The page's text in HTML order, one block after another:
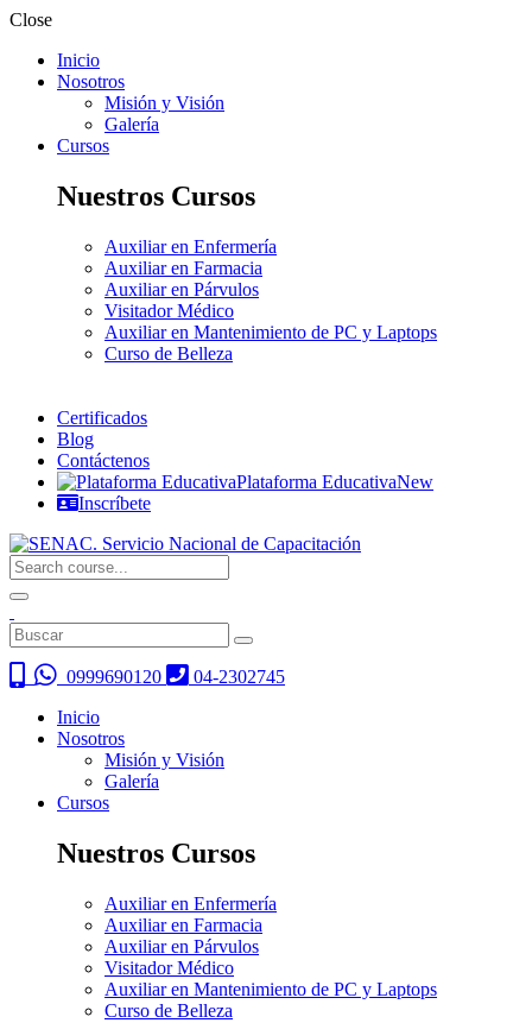
Close
Inicio
Nosotros
Misión y Visión
Galería
Cursos
Nuestros Cursos
Auxiliar en Enfermería
Auxiliar en Farmacia
Auxiliar en Párvulos
Visitador Médico
Auxiliar en Mantenimiento de PC y Laptops
Curso de Belleza
Certificados
Blog
Contáctenos
Plataforma EducativaNew
Inscríbete
0999690120
04-2302745
Inicio
Nosotros
Misión y Visión
Galería
Cursos
Nuestros Cursos
Auxiliar en Enfermería
Auxiliar en Farmacia
Auxiliar en Párvulos
Visitador Médico
Auxiliar en Mantenimiento de PC y Laptops
Curso de Belleza